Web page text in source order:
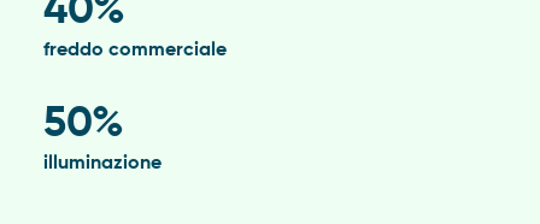
40%
freddo commerciale
50%
illuminazione